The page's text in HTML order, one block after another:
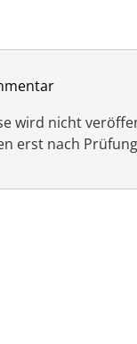
wird nicht
erst nach